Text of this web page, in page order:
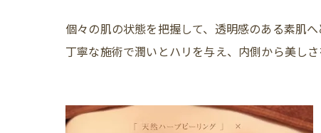
個々の肌の状態を把握して、透明感のある素肌
丁寧な施術で潤いとハリを与え、内側から美し